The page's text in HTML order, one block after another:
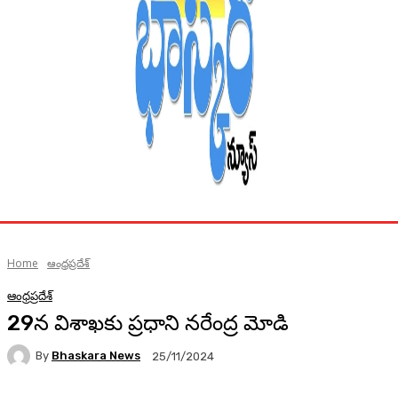
Home ఆంధ్రప్రదేశ్
ఆంధ్రప్రదేశ్
29న విశాఖకు ప్రధాని నరేంద్ర మోడి
By Bhaskara News 25/11/2024